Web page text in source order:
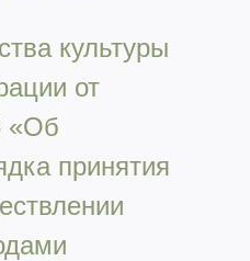
культуры
от
«Об
принятия